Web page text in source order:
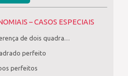
– CASOS ESPECIAIS
Diferença de dois quadrados
perfeito
perfeitos